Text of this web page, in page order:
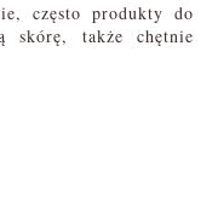
często produkty do
skórę, także chętnie